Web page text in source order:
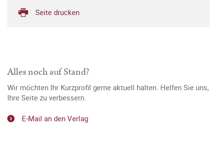
Seite drucken
Alles noch auf Stand?
Wir möchten Ihr Kurzprofil gerne aktuell halten. Helfen Sie uns,
Ihre Seite zu verbessern.
E-Mail an den Verlag